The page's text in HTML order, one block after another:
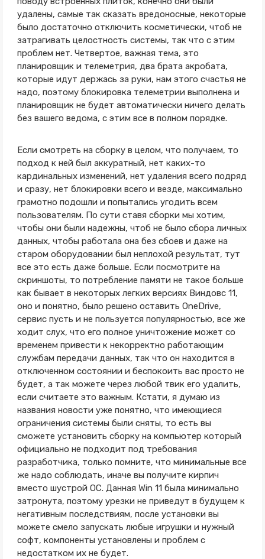
удалены, самые так сказать вредоносные, некоторые
было достаточно отключить косметически, чтоб не
затрагивать целостность системы, так что с этим
проблем нет. Четвертое, важная тема, это
планировщик и телеметрия, два брата акробата,
которые идут держась за руки, нам этого счастья не
надо, поэтому блокировка телеметрии выполнена и
планировщик не будет автоматически ничего делать
без вашего ведома, с этим все в полном порядке.
Если смотреть на сборку в целом, что получаем, то
подход к ней был аккуратный, нет каких-то
кардинальных изменений, нет удаления всего подряд
и сразу, нет блокировки всего и везде, максимально
грамотно подошли и попытались угодить всем
пользователям. По сути ставя сборки мы хотим,
чтобы они были надежны, чтоб не было сбора личных
данных, чтобы работала она без сбоев и даже на
старом оборудовании был неплохой результат, тут
все это есть даже больше. Если посмотрите на
скриншоты, то потребление памяти не такое больше
как бывает в некоторых легких версиях Виндовс 11,
оно и понятно, было решено оставить OneDrive,
сервис пусть и не пользуется популярностью, все же
ходит слух, что его полное уничтожение может со
временем привести к некорректно работающим
службам передачи данных, так что он находится в
отключенном состоянии и беспокоить вас просто не
будет, а так можете через любой твик его удалить,
если считаете это важным. Кстати, я думаю из
названия новости уже понятно, что имеющиеся
ограничения системы были сняты, то есть вы
сможете установить сборку на компьютер который
официально не подходит под требования
разработчика, только помните, что минимальные все
же надо соблюдать, иначе вы получите кирпич
вместо шустрой ОС. Данная Win 11 была минимально
затронута, поэтому урезки не приведут в будущем к
негативным последствиям, после установки вы
можете смело запускать любые игрушки и нужный
софт, компоненты установлены и проблем с
недостатком их не будет.